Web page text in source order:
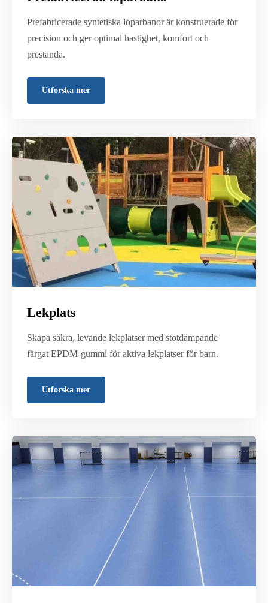
Prefabricerade syntetiska löparbanor är konstruerade för
precision och ger optimal hastighet, komfort och
prestanda.
Utforska mer
Lekplats
Skapa säkra, levande lekplatser med stötdämpande
färgat EPDM-gummi för aktiva lekplatser för barn.
Utforska mer